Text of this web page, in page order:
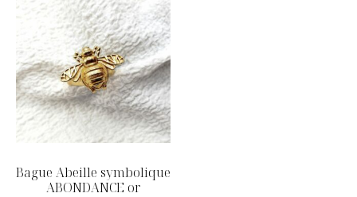
Bague Abeille symbolique
ABONDANCE or